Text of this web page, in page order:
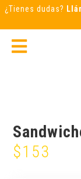
¿Tienes dudas?
$153